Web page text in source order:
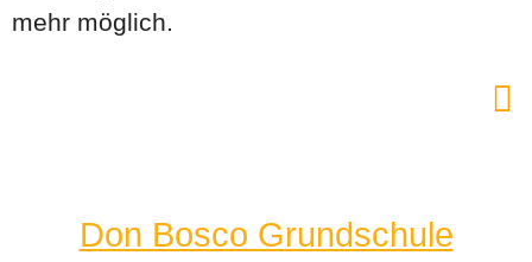
mehr möglich.
Don Bosco Grundschule